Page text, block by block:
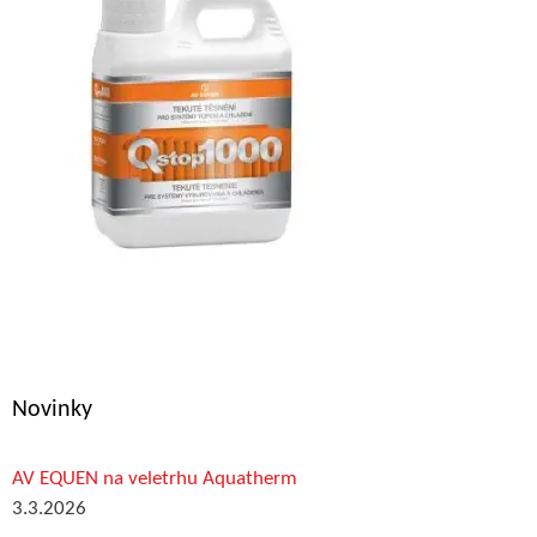
Novinky
AV EQUEN na veletrhu Aquatherm
3.3.2026